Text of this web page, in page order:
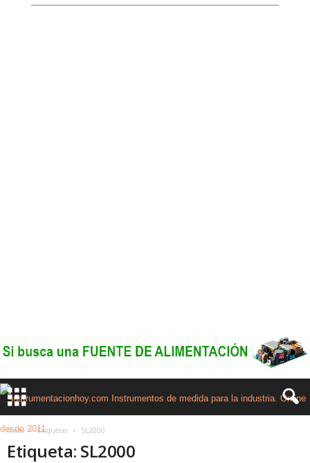
Inicio Etiquetas SL2000
Etiqueta: SL2000